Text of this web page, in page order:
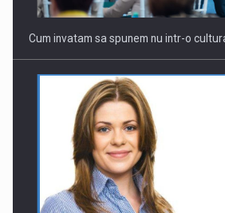
Cum invatam sa spunem nu intr-o